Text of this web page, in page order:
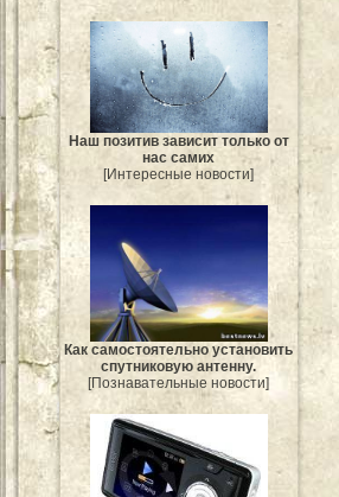
Наш позитив зависит только от
нас самих
[Интересные новости]
Как самостоятельно установить
спутниковую антенну.
[Познавательные новости]